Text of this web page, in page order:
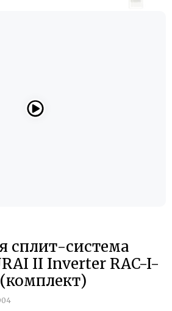
сплит-система
II Inverter RAC-I-
(комплект)